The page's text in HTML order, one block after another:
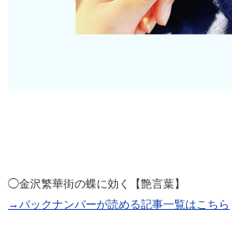
◯金沢繁華街の蝶に効く【艶言葉】
→バックナンバーが読める記事一覧はこちら